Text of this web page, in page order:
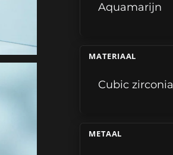
Aquamarijn
MATERIAAL
Cubic zirconia
METAAL